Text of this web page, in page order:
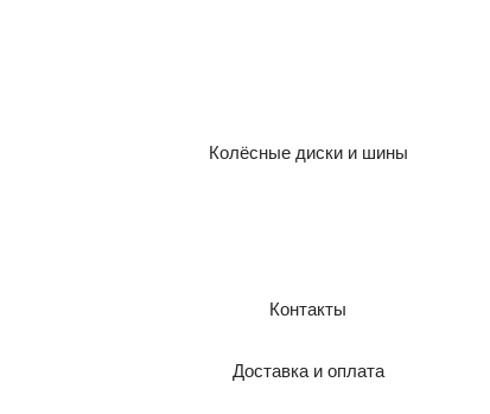
Колёсные диски и шины
Контакты
Доставка и оплата